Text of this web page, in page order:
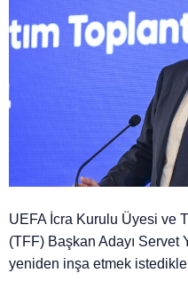
UEFA İcra Kurulu Üyesi ve
(TFF) Başkan Adayı Servet
yeniden inşa etmek